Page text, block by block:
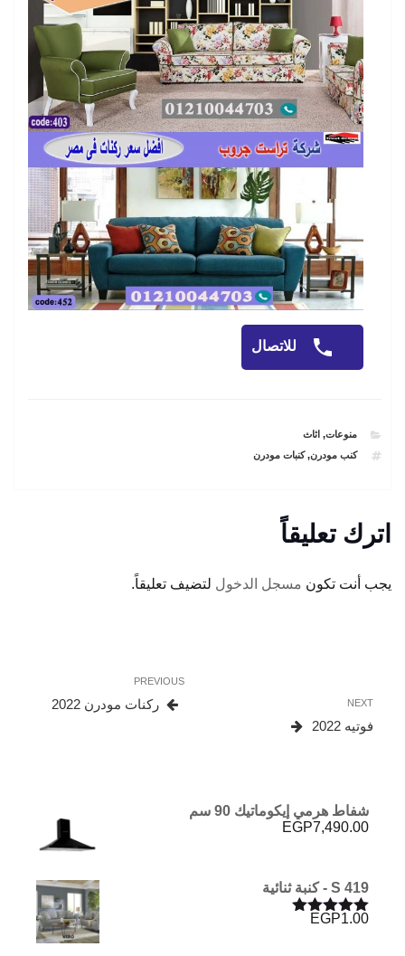
للاتصال
CATEGORIES
منوعات, اثاث
TAGS
كنب مودرن,كنبات مودرن
اترك تعليقاً
يجب أنت تكون مسجل الدخول لتضيف تعليقاً.
المقالات
Previous
Post
PREVIOUS
ركنات مودرن 2022
Next
Post
NEXT
فوتيه 2022
شفاط هرمي إيكوماتيك 90 سم
EGP7,490.00
S 419 - كنبة ثنائية
تم التقييم
EGP1.00